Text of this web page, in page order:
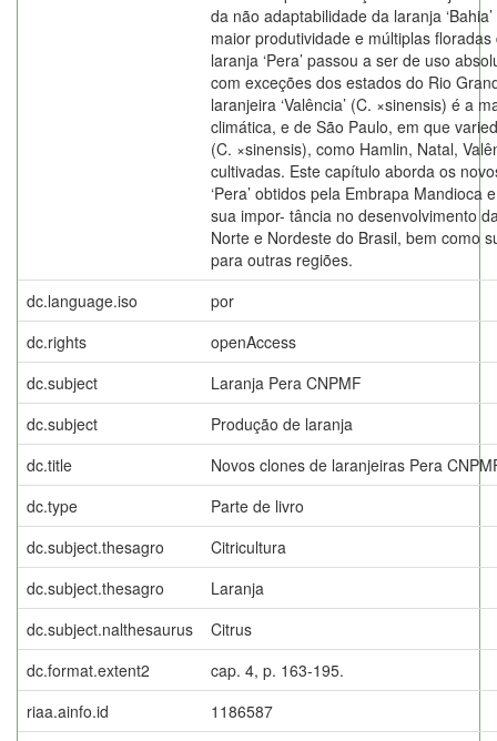
da não adaptabilidade da laranja
maior produtividade e múltiplas
laranja ‘Pera’ passou a ser de uso
com exceções dos estados do Rio
laranjeira ‘Valência’ (C. ×sinensis) é a
climática, e de São Paulo, em que
(C. ×sinensis), como Hamlin, Natal,
cultivadas. Este capítulo aborda os
‘Pera’ obtidos pela Embrapa Mandioca
sua impor- tância no desenvolvimento
Norte e Nordeste do Brasil, bem como
para outras regiões.
dc.language.iso
por
dc.rights
openAccess
dc.subject
Laranja Pera CNPMF
dc.subject
Produção de laranja
dc.title
Novos clones de laranjeiras Pera
dc.type
Parte de livro
dc.subject.thesagro
Citricultura
dc.subject.thesagro
Laranja
dc.subject.nalthesaurus
Citrus
dc.format.extent2
cap. 4, p. 163-195.
riaa.ainfo.id
1186587